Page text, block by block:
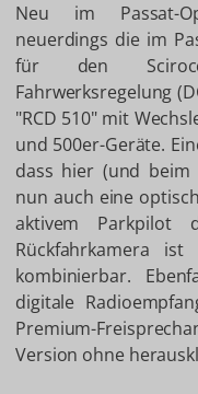
Neu im Passat-
neuerdings die im
für den
Fahrwerksregelung
"RCD 510" mit
und 500er-Geräte.
dass hier (und beim
nun auch eine
aktivem Parkpilot
Rückfahrkamera
kombinierbar.
digitale
Premium-
Version ohne